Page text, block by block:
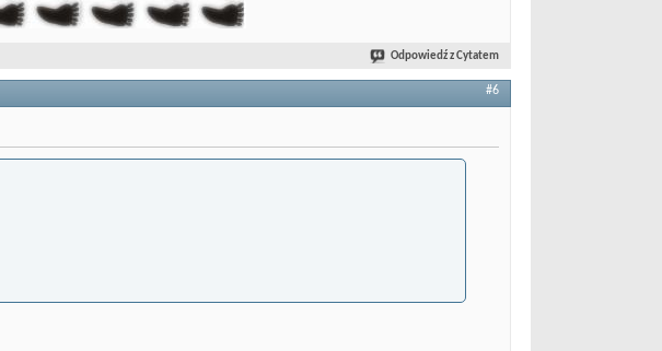
Odpowiedź z Cytatem
#6